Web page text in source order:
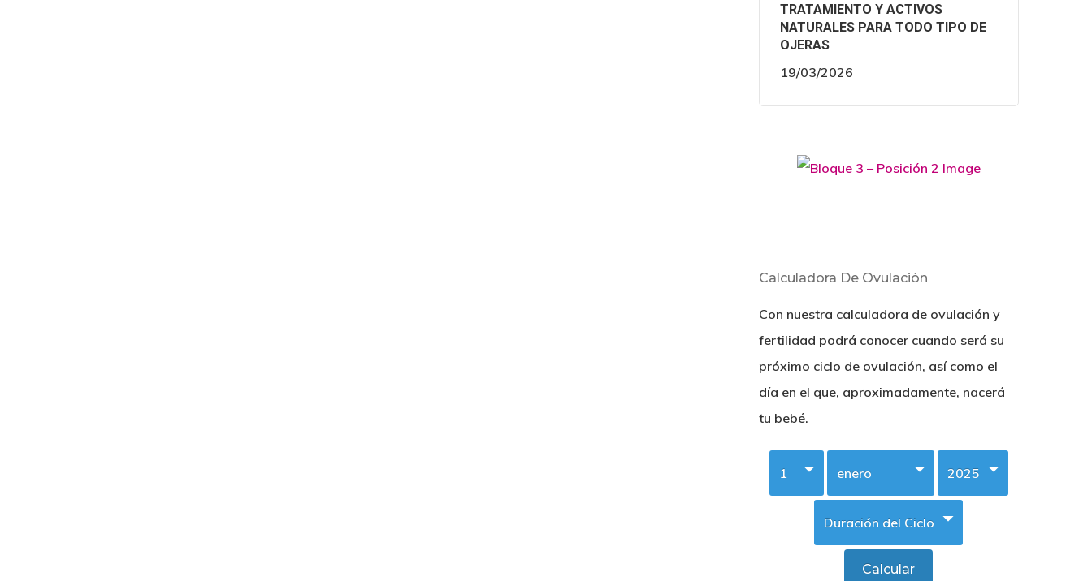
TRATAMIENTO Y ACTIVOS
NATURALES PARA TODO TIPO DE
OJERAS
19/03/2026
Calculadora De Ovulación
Con nuestra calculadora de ovulación y
fertilidad podrá conocer cuando será su
próximo ciclo de ovulación, así como el
día en el que, aproximadamente, nacerá
tu bebé.